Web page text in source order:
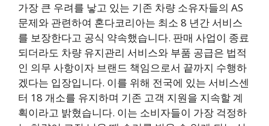
가장 큰 우려를 낳고 있는 기존 차량 소유자들의 AS
문제와 관련하여 혼다코리아는 최소 8 년간 서비스
를 보장한다고 공식 약속했습니다. 판매 사업이 종료
되더라도 차량 유지관리 서비스와 부품 공급은 법적
인 의무 사항이자 브랜드 책임으로서 끝까지 수행하
겠다는 입장입니다. 이를 위해 전국에 있는 서비스센
터 18 개소를 유지하며 기존 고객 지원을 지속할 계
획이라고 밝혔습니다. 이는 소비자들이 가장 걱정하